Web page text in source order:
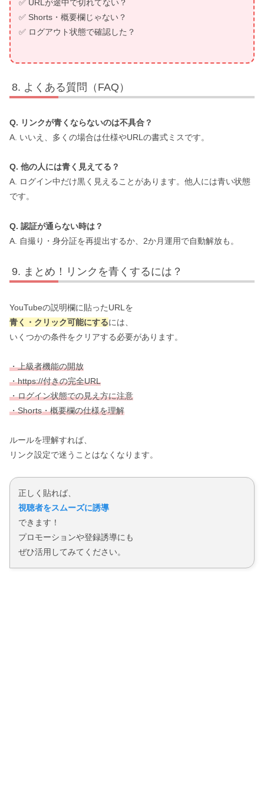
✅ URLが途中で切れてない？
✅ Shorts・概要欄じゃない？
✅ ログアウト状態で確認した？
よくある質問（FAQ）
Q. リンクが青くならないのは不具合？
A. いいえ、多くの場合は仕様やURLの書式ミスです。
Q. 他の人には青く見えてる？
A. ログイン中だけ黒く見えることがあります。他人には青い状態
です。
Q. 認証が通らない時は？
A. 自撮り・身分証を再提出するか、2か月運用で自動解放も。
まとめ！リンクを青くするには？
YouTubeの説明欄に貼ったURLを
青く・クリック可能にするには、
いくつかの条件をクリアする必要があります。
・上級者機能の開放
・https://付きの完全URL
・ログイン状態での見え方に注意
・Shorts・概要欄の仕様を理解
ルールを理解すれば、
リンク設定で迷うことはなくなります。
正しく貼れば、
視聴者をスムーズに誘導
できます！
プロモーションや登録誘導にも
ぜひ活用してみてください。